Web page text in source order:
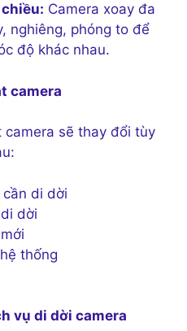
Camera xoay đa
nghiêng, phóng to để
độ khác nhau.
camera
sẽ thay đổi tùy
cần di dời
dời
thống
vụ di dời camera